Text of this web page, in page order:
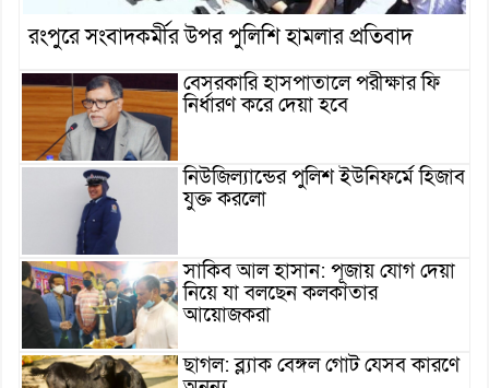
রংপুরে সংবাদকর্মীর উপর পুলিশি হামলার প্রতিবাদ
বেসরকারি হাসপাতালে পরীক্ষার ফি
নির্ধারণ করে দেয়া হবে
নিউজিল্যান্ডের পুলিশ ইউনিফর্মে হিজাব
যুক্ত করলো
সাকিব আল হাসান: পূজায় যোগ দেয়া
নিয়ে যা বলছেন কলকাতার
আয়োজকরা
ছাগল: ব্ল্যাক বেঙ্গল গোট যেসব কারণে